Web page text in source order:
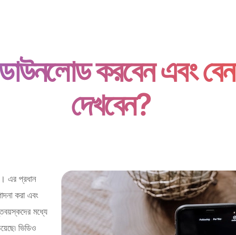
ডাউনলোড করবেন এবং
দেখবেন?
এর প্রধান
করা এবং
মধ্যে
ভিডিও